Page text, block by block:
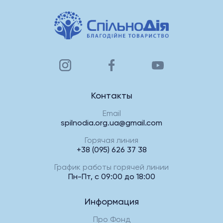
Контакты
Email
spilnodia.org.ua@gmail.com
Горячая линия
+38 (095) 626 37 38
График работы горячей линии
Пн-Пт, с 09:00 до 18:00
Информация
Про Фонд